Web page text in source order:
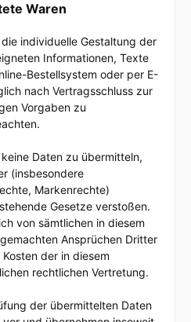
Waren
individuelle Gestaltung der
Informationen, Texte
Bestellsystem oder per E-
nach Vertragsschluss zur
Vorgaben zu
Daten zu übermitteln,
(insbesondere
Markenrechte)
Gesetze verstoßen.
von sämtlichen in diesem
Ansprüchen Dritter
der in diesem
rechtlichen Vertretung.
der übermittelten Daten